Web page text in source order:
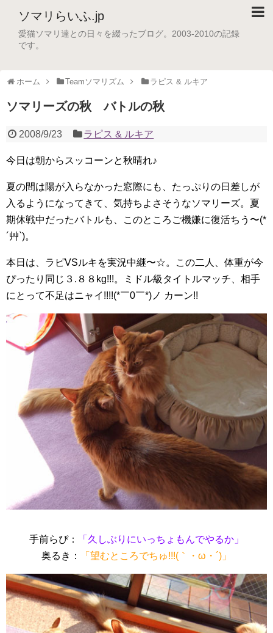
ソマリらいふ.jp
愛猫ソマリ達との日々を綴ったブログ。2003-2010の記録
です。
ホーム Teamソマリズム ラピス & ルキア
ソマリーズの秋 バトルの秋
2008/9/23 ラピス & ルキア
今日は朝からスッコーンと秋晴れ♪
夏の間は陽が入らなかった窓際にも、たっぷりの日差しが
入るようになってきて、気持ちよさそうなソマリーズ。夏
期休戦中だったバトルも、このところご機嫌に復活ちう〜(*
´艸`)。
本日は、ラピVSルキを実況中継〜☆。この二人、体重が今
ぴったり同じ３.８８kg!!!。ミドル級タイトルマッチ、相手
にとって不足はニャイ!!!!(*￣0￣*)ノ カーン!!
手前らぴ：
「久しぶりにいっちょもんでやるか」
奥るき：
「望むところでちゅ!!!(｀・ω・´)」